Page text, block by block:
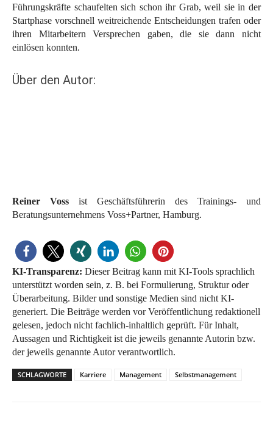
Führungskräfte schaufelten sich schon ihr Grab, weil sie in der
Startphase vorschnell weitreichende Entscheidungen trafen oder
ihren Mitarbeitern Versprechen gaben, die sie dann nicht
einlösen konnten.
Über den Autor:
Reiner Voss ist Geschäftsführerin des Trainings- und
Beratungsunternehmens Voss+Partner, Hamburg.
KI-Transparenz: Dieser Beitrag kann mit KI-Tools sprachlich
unterstützt worden sein, z. B. bei Formulierung, Struktur oder
Überarbeitung. Bilder und sonstige Medien sind nicht KI-
generiert. Die Beiträge werden vor Veröffentlichung redaktionell
gelesen, jedoch nicht fachlich-inhaltlich geprüft. Für Inhalt,
Aussagen und Richtigkeit ist die jeweils genannte Autorin bzw.
der jeweils genannte Autor verantwortlich.
SCHLAGWORTE Karriere Management Selbstmanagement